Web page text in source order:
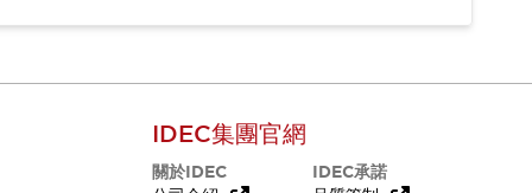
IDEC集團官網
關於IDEC
IDEC承諾